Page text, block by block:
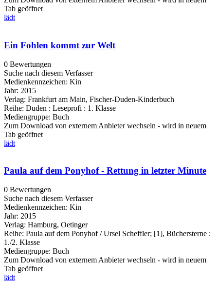
Tab geöffnet
lädt
Ein Fohlen kommt zur Welt
0 Bewertungen
Suche nach diesem Verfasser
Medienkennzeichen: Kin
Jahr: 2015
Verlag: Frankfurt am Main, Fischer-Duden-Kinderbuch
Reihe: Duden : Leseprofi : 1. Klasse
Mediengruppe: Buch
Zum Download von externem Anbieter wechseln - wird in neuem
Tab geöffnet
lädt
Paula auf dem Ponyhof - Rettung in letzter Minute
0 Bewertungen
Suche nach diesem Verfasser
Medienkennzeichen: Kin
Jahr: 2015
Verlag: Hamburg, Oetinger
Reihe: Paula auf dem Ponyhof / Ursel Scheffler; [1], Büchersterne :
1./2. Klasse
Mediengruppe: Buch
Zum Download von externem Anbieter wechseln - wird in neuem
Tab geöffnet
lädt